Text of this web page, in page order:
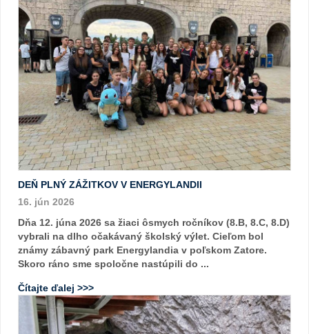
DEŇ PLNÝ ZÁŽITKOV V ENERGYLANDII
16. jún 2026
Dňa 12. júna 2026 sa žiaci ôsmych ročníkov (8.B, 8.C, 8.D)
vybrali na dlho očakávaný školský výlet. Cieľom bol
známy zábavný park Energylandia v poľskom Zatore.
Skoro ráno sme spoločne nastúpili do ...
Čítajte ďalej >>>